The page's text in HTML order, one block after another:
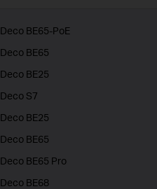
Deco BE65-PoE
Deco BE65
Deco BE25
Deco S7
Deco BE25
Deco BE65
Deco BE65 Pro
Deco BE68